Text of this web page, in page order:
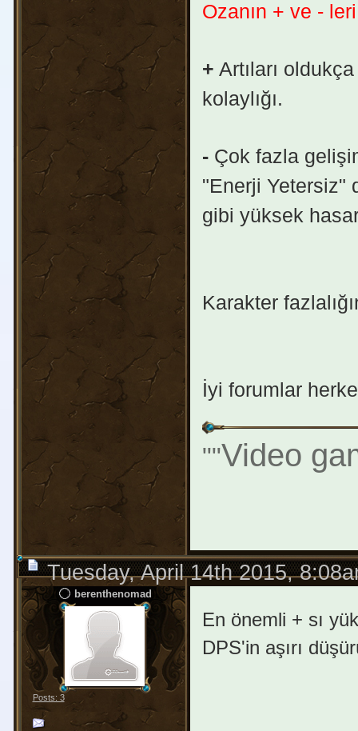
Ozanın + ve - leri
+ Artıları
kolaylığı.
-Çok fazla
"Enerji Yetersiz"
gibi yüksek
Karakter
İyi forumlar
""Video
Tuesday, April 14th 2015,
berenthenomad
Posts: 3
En önemli + sı
DPS'in aşırı